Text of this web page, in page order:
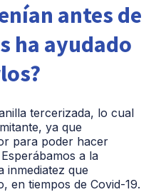
antes de
ha ayudado
tercerizada, lo cual
ya que
para poder hacer
a la
inmediatez que
en tiempos de Covid-19.